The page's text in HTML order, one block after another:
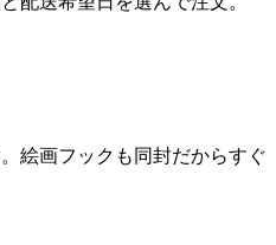
絵画フックも同封だからすぐ